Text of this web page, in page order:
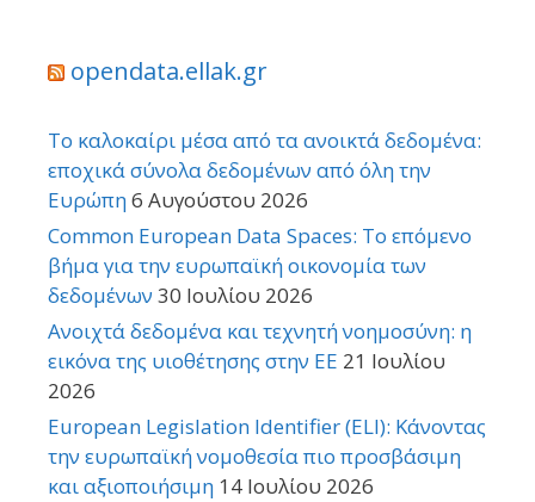
opendata.ellak.gr
Το καλοκαίρι μέσα από τα ανοικτά δεδομένα:
εποχικά σύνολα δεδομένων από όλη την
Ευρώπη6 Αυγούστου 2026
Common European Data Spaces: Το επόμενο
βήμα για την ευρωπαϊκή οικονομία των
δεδομένων 30 Ιουλίου 2026
Ανοιχτά δεδομένα και τεχνητή νοημοσύνη: η
εικόνα της υιοθέτησης στην ΕΕ 21 Ιουλίου
2026
European Legislation Identifier (ELI): Κάνοντας
την ευρωπαϊκή νομοθεσία πιο προσβάσιμη
και αξιοποιήσιμη 14 Ιουλίου 2026